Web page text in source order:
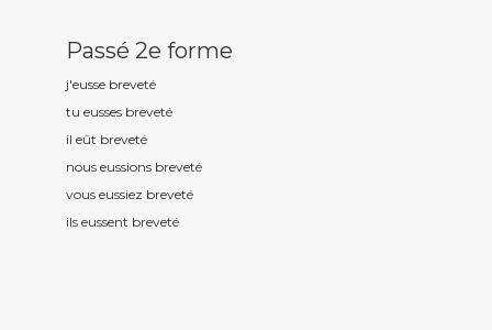
Passé 2e forme
j'eusse breveté
tu eusses breveté
il eût breveté
nous eussions breveté
vous eussiez breveté
ils eussent breveté